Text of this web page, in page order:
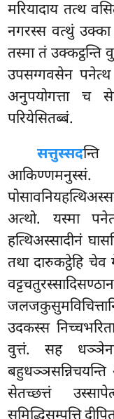
मरियादाय तत्थ
नगरस्स वत्थुं
तस्मा तं उक्कट्ठन्ति
उपसग्गवसेन
अनुपयोगत्ता च
परियेसितब्बं.
सत्तुस्सद
आकिण्णमनुस्सं.
अत्थो. यस्मा
हत्थिअस्सादीनं
तथा दारुकट्ठेहि चेव
उदकस्स
वुत्तं. सह
बहुधञ्ञसन्निचयन्ति
सेतच्छत्तं